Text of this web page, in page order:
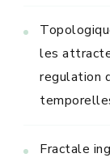
les
regulation
Fractale